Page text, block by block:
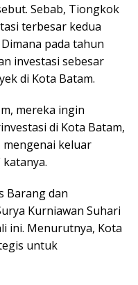
Sebab, Tiongkok
terbesar kedua
pada tahun
investasi sebesar
di Kota Batam.
mereka ingin
di Kota Batam,
keluar
Barang dan
Kurniawan Suhari
ini. Menurutnya, Kota
untuk